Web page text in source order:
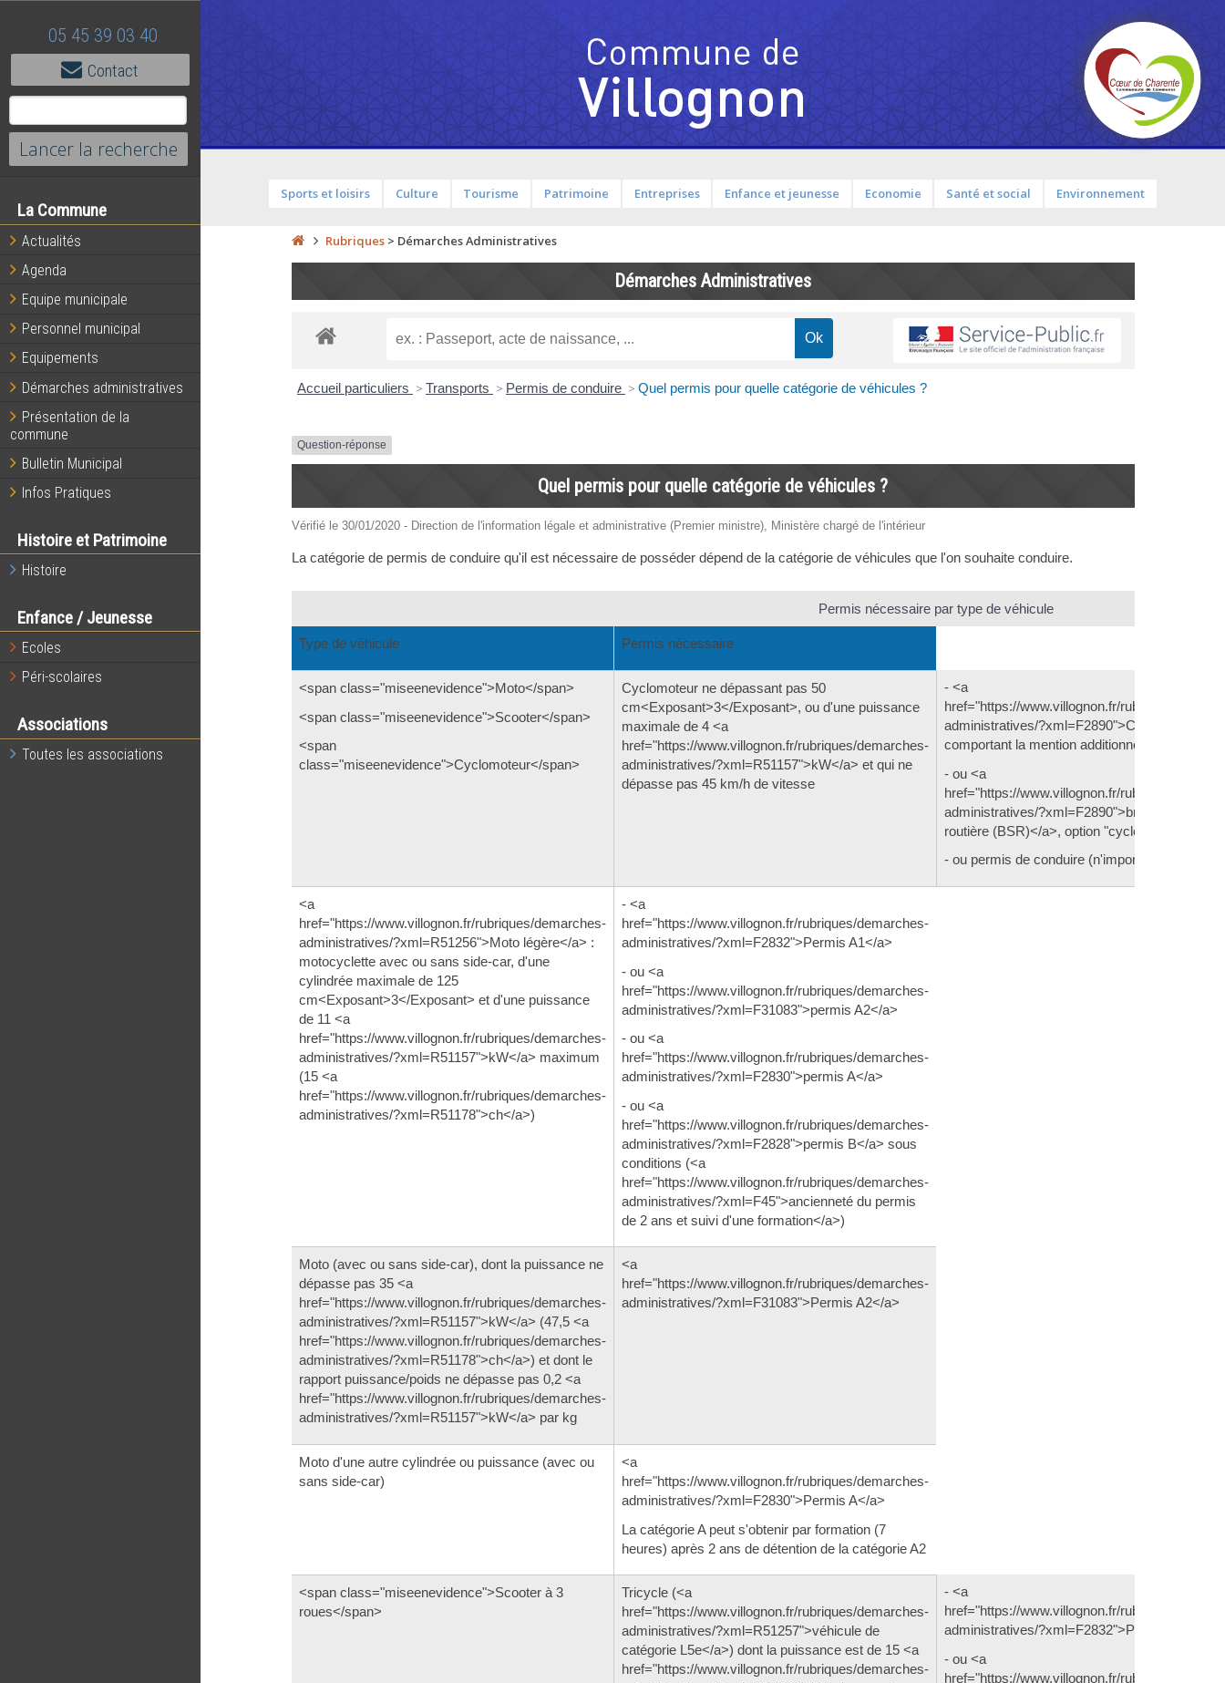
05 45 39 03 40
Contact
La Commune
Actualités
Agenda
Equipe municipale
Personnel municipal
Equipements
Démarches administratives
Présentation de la
commune
Bulletin Municipal
Infos Pratiques
Histoire et Patrimoine
Histoire
Enfance / Jeunesse
Ecoles
Péri-scolaires
Associations
Toutes les associations
Sports et loisirs Culture Tourisme Patrimoine Entreprises Enfance et jeunesse Economie Santé et social Environnement
Rubriques> Démarches Administratives
Démarches Administratives
Accueil particuliers > Transports > Permis de conduire > Quel permis pour quelle catégorie de véhicules ?
Question-réponse
Quel permis pour quelle catégorie de véhicules ?
Vérifié le 30/01/2020 - Direction de l'information légale et administrative (Premier ministre), Ministère chargé de l'intérieur
La catégorie de permis de conduire qu'il est nécessaire de posséder dépend de la catégorie de véhicules que l'on souhaite conduire.
Permis nécessaire par type de véhicule
Type de véhicule Permis nécessaire
<span class="miseenevidence">Moto</span>
<span class="miseenevidence">Scooter</span>
<span
class="miseenevidence">Cyclomoteur</span>
Cyclomoteur ne dépassant pas 50
cm<Exposant>3</Exposant>, ou d'une puissance
maximale de 4 <a
href="https://www.villognon.fr/rubriques/demarches-
administratives/?xml=R51157">kW</a> et qui ne
dépasse pas 45 km/h de vitesse
- <a
href="https://www.villognon.fr/rubriques/
administratives/?xml=F2890">Catégorie AM</
comportant la mention additionnelle 108 du
- ou <a
href="https://www.villognon.fr/rubriques/
administratives/?xml=F2890">brevet de
routière (BSR)</a>, option "cyclo"
- ou permis de conduire (n'importe quelle
<a
href="https://www.villognon.fr/rubriques/demarches-
administratives/?xml=R51256">Moto légère</a> :
motocyclette avec ou sans side-car, d'une
cylindrée maximale de 125
cm<Exposant>3</Exposant> et d'une puissance
de 11 <a
href="https://www.villognon.fr/rubriques/demarches-
administratives/?xml=R51157">kW</a> maximum
(15 <a
href="https://www.villognon.fr/rubriques/demarches-
administratives/?xml=R51178">ch</a>)
- <a
href="https://www.villognon.fr/rubriques/demarches-
administratives/?xml=F2832">Permis A1</a>
- ou <a
href="https://www.villognon.fr/rubriques/demarches-
administratives/?xml=F31083">permis A2</a>
- ou <a
href="https://www.villognon.fr/rubriques/demarches-
administratives/?xml=F2830">permis A</a>
- ou <a
href="https://www.villognon.fr/rubriques/demarches-
administratives/?xml=F2828">permis B</a> sous
conditions (<a
href="https://www.villognon.fr/rubriques/demarches-
administratives/?xml=F45">ancienneté du permis
de 2 ans et suivi d'une formation</a>)
Moto (avec ou sans side-car), dont la puissance ne
dépasse pas 35 <a
href="https://www.villognon.fr/rubriques/demarches-
administratives/?xml=R51157">kW</a> (47,5 <a
href="https://www.villognon.fr/rubriques/demarches-
administratives/?xml=R51178">ch</a>) et dont le
rapport puissance/poids ne dépasse pas 0,2 <a
href="https://www.villognon.fr/rubriques/demarches-
administratives/?xml=R51157">kW</a> par kg
<a
href="https://www.villognon.fr/rubriques/demarches-
administratives/?xml=F31083">Permis A2</a>
Moto d'une autre cylindrée ou puissance (avec ou
sans side-car)
<a
href="https://www.villognon.fr/rubriques/demarches-
administratives/?xml=F2830">Permis A</a>
La catégorie A peut s'obtenir par formation (7
heures) après 2 ans de détention de la catégorie A2
<span class="miseenevidence">Scooter à 3
roues</span>
Tricycle (<a
href="https://www.villognon.fr/rubriques/demarches-
administratives/?xml=R51257">véhicule de
catégorie L5e</a>) dont la puissance est de 15 <a
href="https://www.villognon.fr/rubriques/demarches-
- <a
href="https://www.villognon.fr/rubriques/
administratives/?xml=F2832">Permis A1</a>
- ou <a
href="https://www.villognon.fr/rubriques/